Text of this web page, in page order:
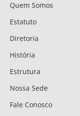
Quem Somos
Estatuto
Diretoria
História
Estrutura
Nossa Sede
Fale Conosco